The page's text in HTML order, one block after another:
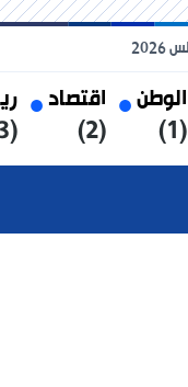
الوطن
(1)
اقتصاد
(2)
(3)